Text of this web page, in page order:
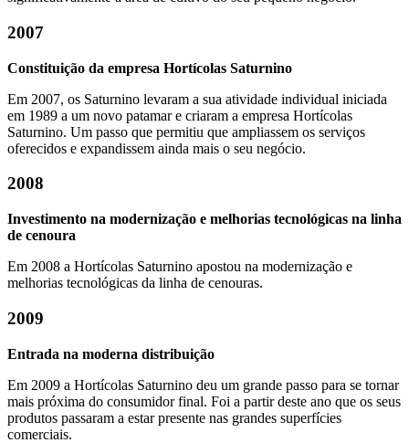
2007
Constituição da empresa Hortícolas Saturnino
Em 2007, os Saturnino levaram a sua atividade individual iniciada
em 1989 a um novo patamar e criaram a empresa Hortícolas
Saturnino. Um passo que permitiu que ampliassem os serviços
oferecidos e expandissem ainda mais o seu negócio.
2008
Investimento na modernização e melhorias tecnológicas na linha
de cenoura
Em 2008 a Hortícolas Saturnino apostou na modernização e
melhorias tecnológicas da linha de cenouras.
2009
Entrada na moderna distribuição
Em 2009 a Hortícolas Saturnino deu um grande passo para se tornar
mais próxima do consumidor final. Foi a partir deste ano que os seus
produtos passaram a estar presente nas grandes superfícies
comerciais.